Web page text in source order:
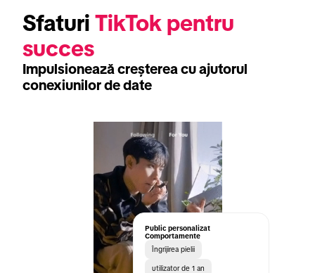
Sfaturi TikTok pentru
succes
Impulsionează creșterea cu ajutorul
conexiunilor de date
Public personalizat
Comportamente
Îngrijirea pielii
utilizator de 1 an